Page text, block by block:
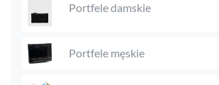
Portfele damskie
Portfele męskie